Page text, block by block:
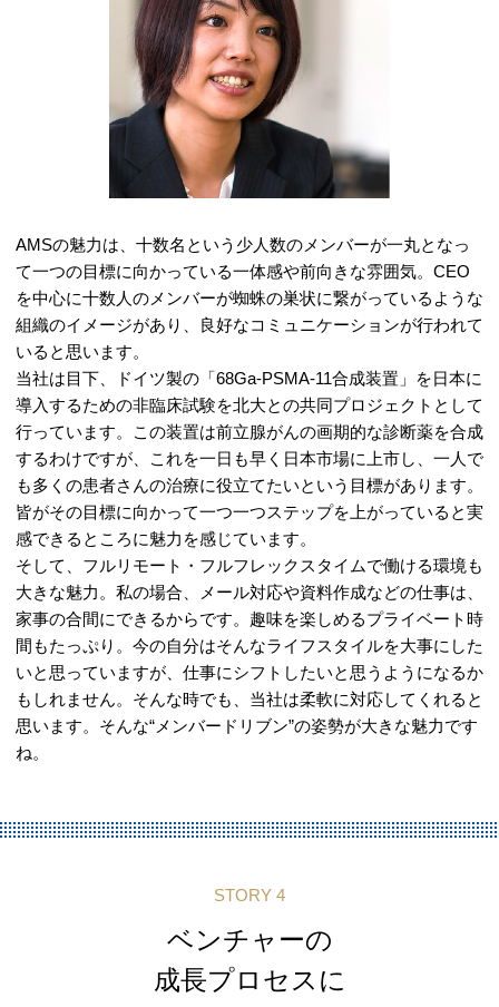
AMSの魅力は、十数名という少人数のメンバーが一丸となっ
て一つの目標に向かっている一体感や前向きな雰囲気。CEO
を中心に十数人のメンバーが蜘蛛の巣状に繋がっているような
組織のイメージがあり、良好なコミュニケーションが行われて
いると思います。
当社は目下、ドイツ製の「68Ga‐PSMA‐11合成装置」を日本に
導入するための非臨床試験を北大との共同プロジェクトとして
行っています。この装置は前立腺がんの画期的な診断薬を合成
するわけですが、これを一日も早く日本市場に上市し、一人で
も多くの患者さんの治療に役立てたいという目標があります。
皆がその目標に向かって一つ一つステップを上がっていると実
感できるところに魅力を感じています。
そして、フルリモート・フルフレックスタイムで働ける環境も
大きな魅力。私の場合、メール対応や資料作成などの仕事は、
家事の合間にできるからです。趣味を楽しめるプライベート時
間もたっぷり。今の自分はそんなライフスタイルを大事にした
いと思っていますが、仕事にシフトしたいと思うようになるか
もしれません。そんな時でも、当社は柔軟に対応してくれると
思います。そんな“メンバードリブン”の姿勢が大きな魅力です
ね。
STORY 4
ベンチャーの
成長プロセスに